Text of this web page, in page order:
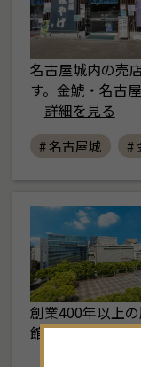
名古屋城内の売
す。金鯱・名古
詳細を見る
# 名古屋城 #
創業400年以上
館、南館の３館